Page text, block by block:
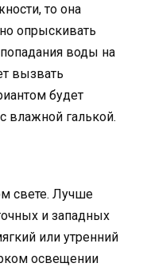
то она
опрыскивать
попадания воды на
вызвать
будет
влажной галькой.
свете. Лучше
и западных
или утренний
освещении